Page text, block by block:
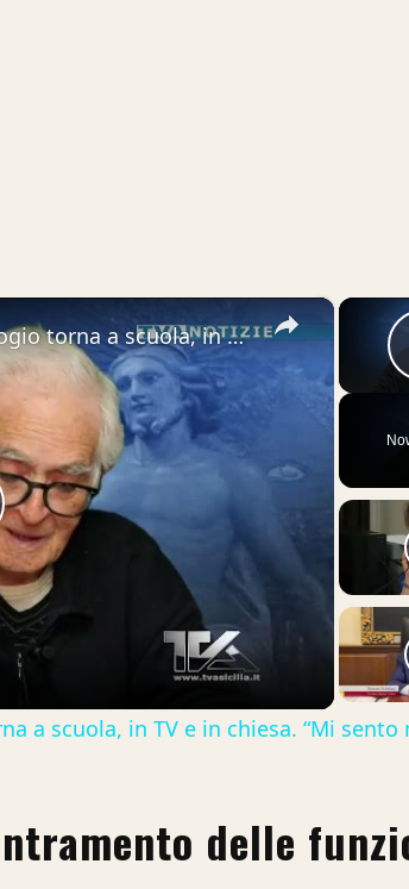
×
Adrano. Don Giuseppe Calambrogio torna a scuola, in TV e in chiesa. “Mi sento meglio”
a scuola, in TV e in chiesa. “Mi sento
delle